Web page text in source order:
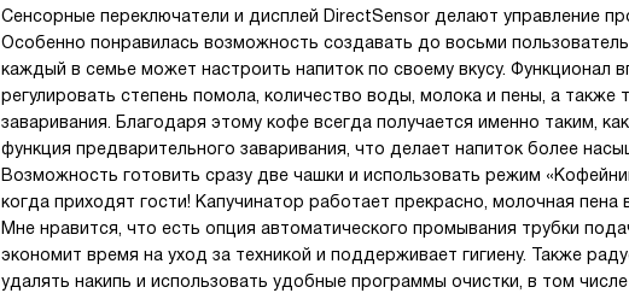
Сенсорные переключатели и дисплей DirectSensor делают управление
Особенно понравилась возможность создавать до восьми
каждый в семье может настроить напиток по своему вкусу. Функционал
регулировать степень помола, количество воды, молока и пены, а также
заваривания. Благодаря этому кофе всегда получается именно таким,
функция предварительного заваривания, что делает напиток более
Возможность готовить сразу две чашки и использовать режим
когда приходят гости! Капучинатор работает прекрасно, молочная пена
Мне нравится, что есть опция автоматического промывания трубки
экономит время на уход за техникой и поддерживает гигиену. Также
удалять накипь и использовать удобные программы очистки, в том